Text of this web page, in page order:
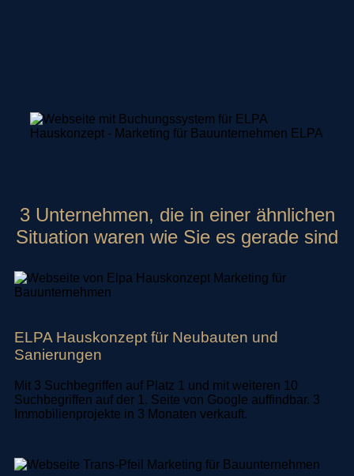
3 Unternehmen, die in einer ähnlichen
Situation waren wie Sie es gerade sind
ELPA Hauskonzept für Neubauten und
Sanierungen
Mit 3 Suchbegriffen auf Platz 1 und mit weiteren 10
Suchbegriffen auf der 1. Seite von Google auffindbar. 3
Immobilienprojekte in 3 Monaten verkauft.